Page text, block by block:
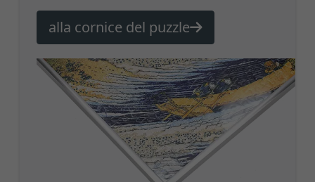
alla cornice del puzzle